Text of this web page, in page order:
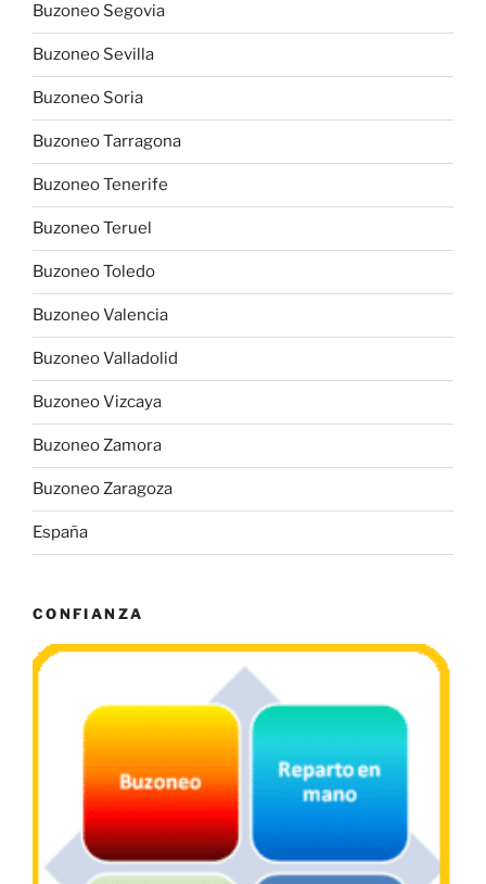
Buzoneo Segovia
Buzoneo Sevilla
Buzoneo Soria
Buzoneo Tarragona
Buzoneo Tenerife
Buzoneo Teruel
Buzoneo Toledo
Buzoneo Valencia
Buzoneo Valladolid
Buzoneo Vizcaya
Buzoneo Zamora
Buzoneo Zaragoza
España
CONFIANZA